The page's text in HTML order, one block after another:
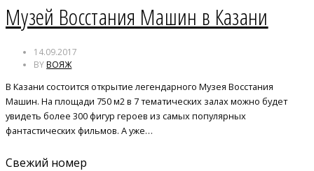
Музей Восстания Машин в Казани
14.09.2017
BYВОЯЖ
В Казани состоится открытие легендарного Музея Восстания
Машин. На площади 750 м2 в 7 тематических залах можно будет
увидеть более 300 фигур героев из самых популярных
фантастических фильмов. А уже…
Свежий номер